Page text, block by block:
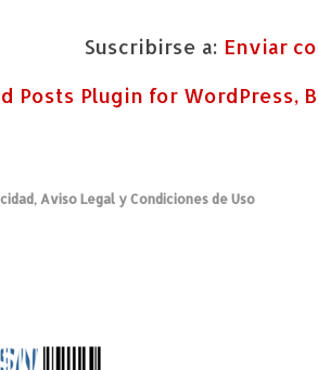
Suscribirse a: Enviar
Aviso Legal y Condiciones de Uso